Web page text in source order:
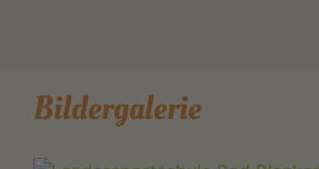
Bildergalerie